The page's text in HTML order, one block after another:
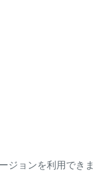
ジョンを利用できま